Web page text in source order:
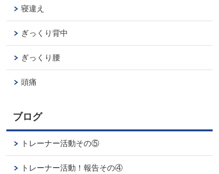
寝違え
ぎっくり背中
ぎっくり腰
頭痛
ブログ
トレーナー活動その⑤
トレーナー活動！報告その④